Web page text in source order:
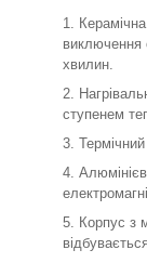
виключення
хвилин.
ступенем
Корпус з